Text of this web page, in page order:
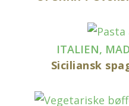
ITALIEN,
Siciliansk